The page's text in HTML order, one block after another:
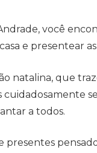
você
e presentear as
natalina, que
cuidadosamente
a todos.
presentes